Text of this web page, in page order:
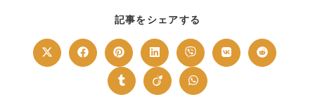
記事をシェアする
CONTENT
Opens
in
Opens
in
window
Opens
in
a
new
window
Opens
in
a
new
window
Opens
in
a
new
window
Opens
in
Opens
in
Opens
in
Opens
in
Opens
in